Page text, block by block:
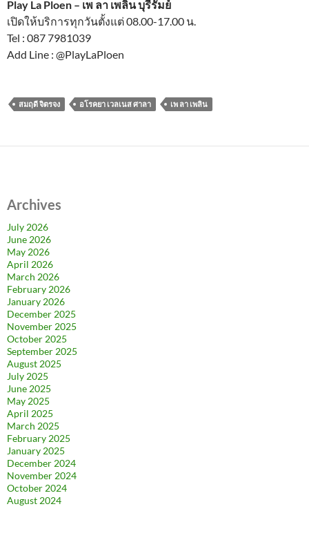
Play La Ploen – เพ ลา เพลิน บุรีรัมย์
เปิดให้บริการทุกวันตั้งแต่ 08.00-17.00 น.
Tel : 087 7981039
Add Line : @PlayLaPloen
สมฤดี จิตรจง อโรคยา เวลเนส ศาลา เพ ลา เพลิน
Archives
July 2026
June 2026
May 2026
April 2026
March 2026
February 2026
January 2026
December 2025
November 2025
October 2025
September 2025
August 2025
July 2025
June 2025
May 2025
April 2025
March 2025
February 2025
January 2025
December 2024
November 2024
October 2024
August 2024